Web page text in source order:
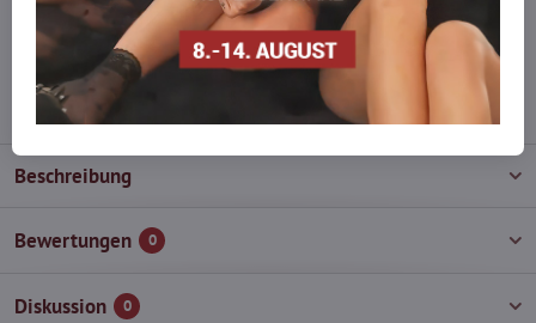
Zögern Sie nicht, uns zu kontaktieren, wir füllen die Ware für Sie
wieder auf!
info​@everlady​.eu
Beschreibung
Bewertungen 0
Diskussion 0